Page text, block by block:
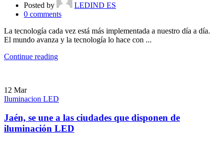
Posted by
LEDIND ES
0 comments
La tecnología cada vez está más implementada a nuestro día a día.
El mundo avanza y la tecnología lo hace con ...
Continue reading
12 Mar
Iluminacion LED
Jaén, se une a las ciudades que disponen de
iluminación LED